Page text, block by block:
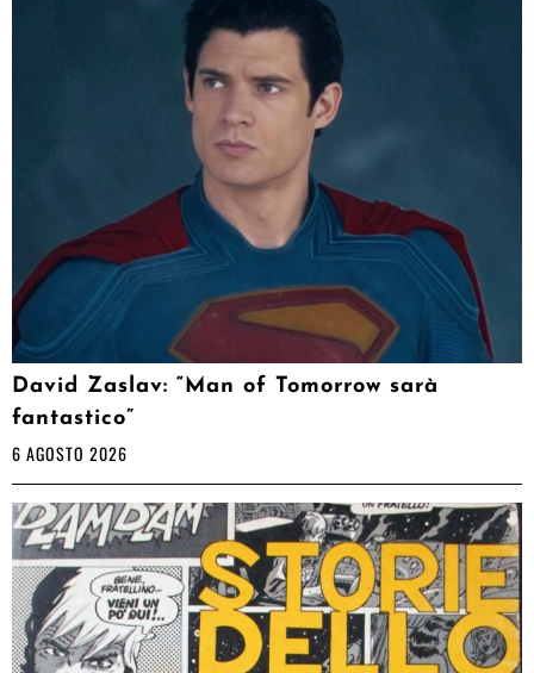
David Zaslav: “Man of Tomorrow sarà
fantastico”
6 AGOSTO 2026